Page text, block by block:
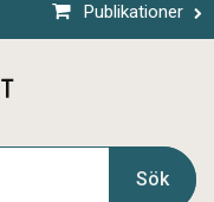
Publikationer
Sök